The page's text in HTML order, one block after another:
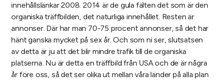
innehållslänkar 2008. 2014 är de gula fälten det som är den
organiska träffbilden, det naturliga innehållet. Resten är
annonser. Där har man 70-75 procent annonser, så det har
hänt ganska mycket på sex år. Och som ni ser, slutsatsen
av detta är ju att det blir mindre trafik till de organiska
platserna. Nu är detta en träffbild från USA och de är några
år före oss, så det ser olika ut mellan våra länder på alla plan